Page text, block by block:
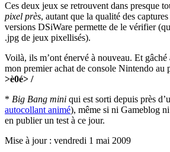
Ces deux jeux se retrouvent dans presque
pixel près, autant que la qualité des
versions DSiWare permette de le vérifier
.jpg de jeux pixellisés).
Voilà, ils m’ont énervé à nouveau. Et
mon premier achat de console Nintendo au
>è0é> /
* Big Bang mini qui est sorti depuis près
autocollant animé), même si ni Gameblog
en publier un test à ce jour.
Mise à jour : vendredi 1 mai 2009